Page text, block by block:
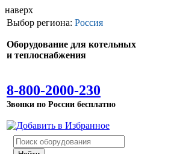
наверх
Выбор региона: Россия
Оборудование для котельных
и теплоснабжения
8-800-2000-230
Звонки по России бесплатно